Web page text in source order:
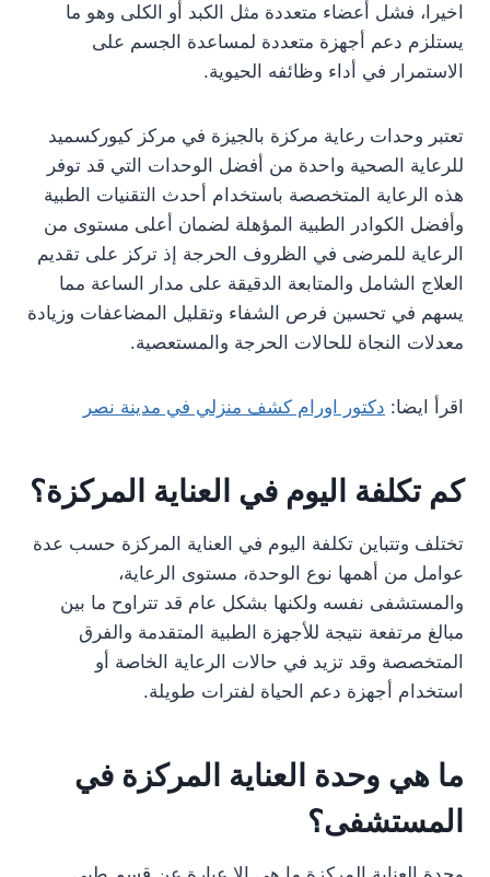
اخيرا، فشل أعضاء متعددة مثل الكبد أو الكلى وهو ما
يستلزم دعم أجهزة متعددة لمساعدة الجسم على
الاستمرار في أداء وظائفه الحيوية.
تعتبر وحدات رعاية مركزة بالجيزة في مركز كيوركسميد
للرعاية الصحية واحدة من أفضل الوحدات التي قد توفر
هذه الرعاية المتخصصة باستخدام أحدث التقنيات الطبية
وأفضل الكوادر الطبية المؤهلة لضمان أعلى مستوى من
الرعاية للمرضى في الظروف الحرجة إذ تركز على تقديم
العلاج الشامل والمتابعة الدقيقة على مدار الساعة مما
يسهم في تحسين فرص الشفاء وتقليل المضاعفات وزيادة
معدلات النجاة للحالات الحرجة والمستعصية.
اقرأ ايضا: دكتور اورام كشف منزلي في مدينة نصر
كم تكلفة اليوم في العناية المركزة؟
تختلف وتتباين تكلفة اليوم في العناية المركزة حسب عدة
عوامل من أهمها نوع الوحدة، مستوى الرعاية،
والمستشفى نفسه ولكنها بشكل عام قد تتراوح ما بين
مبالغ مرتفعة نتيجة للأجهزة الطبية المتقدمة والفرق
المتخصصة وقد تزيد في حالات الرعاية الخاصة أو
استخدام أجهزة دعم الحياة لفترات طويلة.
ما هي وحدة العناية المركزة في
المستشفى؟